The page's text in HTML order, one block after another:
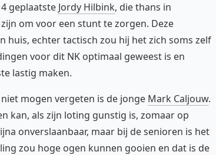
geplaatste Jordy Hilbink, die thans in
om voor een stunt te zorgen. Deze
huis, echter tactisch zou hij het zich soms zelf
voor dit NK optimaal geweest is en
lastig maken.
mogen vergeten is de jonge Mark Caljouw.
kan, als zijn loting gunstig is, zomaar op
onverslaanbaar, maar bij de senioren is het
zou hoge ogen kunnen gooien en dat is de